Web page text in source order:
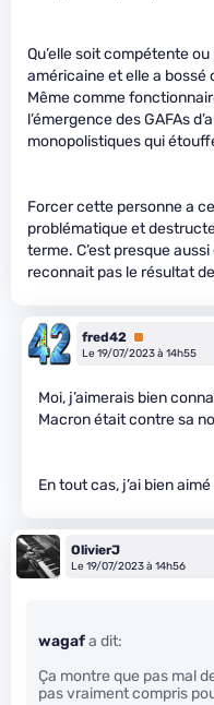
Qu’elle soit compétente
américaine et elle a bossé
Même comme
l’émergence des GAFAs
monopolistiques qui
Forcer cette personne a
problématique et
terme. C’est presque
reconnait pas le résultat
fred42 Premium
Le 19/07/2023 à 14h55
Moi, j’aimerais bien
Macron était contre sa
En tout cas, j’ai bien
OlivierJ
Le 19/07/2023 à 14h56
wagafa dit:
Ça montre que pas mal
pas vraiment compris